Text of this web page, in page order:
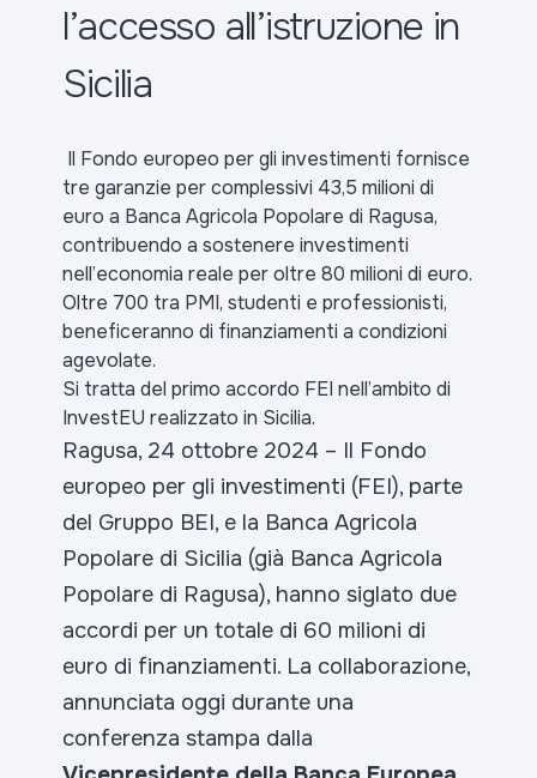
l’accesso all’istruzione in
Sicilia
Il Fondo europeo per gli investimenti fornisce
tre garanzie per complessivi 43,5 milioni di
euro a Banca Agricola Popolare di Ragusa,
contribuendo a sostenere investimenti
nell’economia reale per oltre 80 milioni di euro.
Oltre 700 tra PMI, studenti e professionisti,
beneficeranno di finanziamenti a condizioni
agevolate.
Si tratta del primo accordo FEI nell’ambito di
InvestEU realizzato in Sicilia.
Ragusa, 24 ottobre 2024 – Il Fondo
europeo per gli investimenti (FEI), parte
del Gruppo BEI, e la Banca Agricola
Popolare di Sicilia (già Banca Agricola
Popolare di Ragusa), hanno siglato due
accordi per un totale di 60 milioni di
euro di finanziamenti. La collaborazione,
annunciata oggi durante una
conferenza stampa dalla